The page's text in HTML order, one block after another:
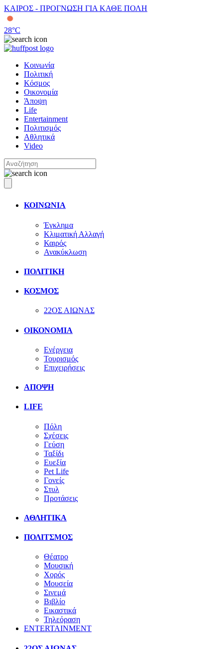
ΚΑΙΡΟΣ - ΠΡΟΓΝΩΣΗ ΓΙΑ ΚΑΘΕ ΠΟΛΗ
28°C
Κοινωνία
Πολιτική
Κόσμος
Οικονομία
Άποψη
Life
Entertainment
Πολιτισμός
Αθλητικά
Video
ΚΟΙΝΩΝΙΑ
Έγκλημα
Κλιματική Αλλαγή
Καιρός
Ανακύκλωση
ΠΟΛΙΤΙΚΗ
ΚΟΣΜΟΣ
22ΟΣ ΑΙΩΝΑΣ
ΟΙΚΟΝΟΜΙΑ
Ενέργεια
Τουρισμός
Επιχειρήσεις
ΑΠΟΨΗ
LIFE
Πόλη
Σχέσεις
Γεύση
Ταξίδι
Ευεξία
Pet Life
Γονείς
Στυλ
Προτάσεις
ΑΘΛΗΤΙΚΑ
ΠΟΛΙΤΣΜΟΣ
Θέατρο
Μουσική
Χορός
Μουσεία
Σινεμά
Βιβλίο
Εικαστικά
Τηλεόραση
ENTERTAINMENT